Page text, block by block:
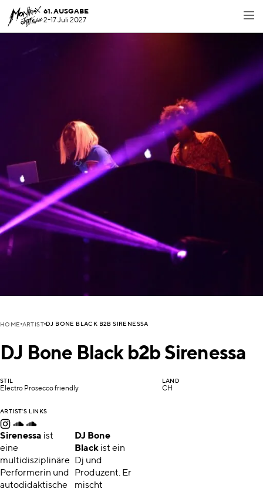
61. AUSGABE
2-17 Juli 2027
HOME ARTIST DJ BONE BLACK B2B SIRENESSA
DJ Bone Black b2b Sirenessa
STIL
Electro Prosecco friendly
LAND
CH
ARTIST'S LINKS
Sirenessa ist
eine
multidisziplinäre
Performerin und
autodidaktische
DJ Bone
Black ist ein
Dj und
Produzent. Er
mischt